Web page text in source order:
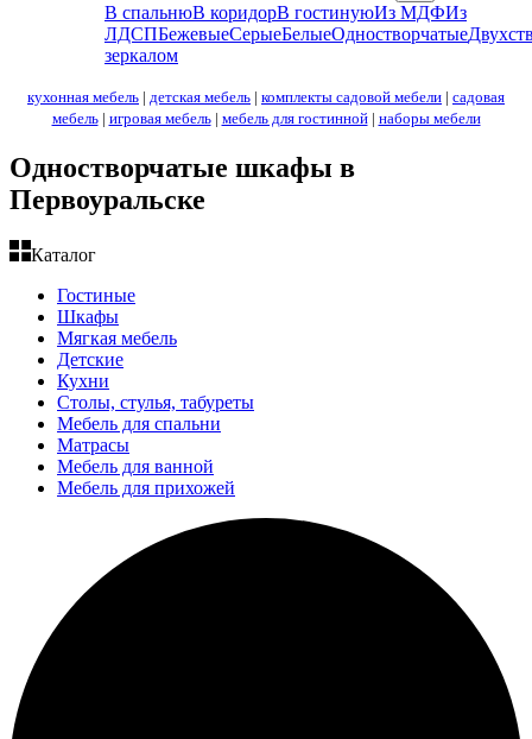
В спальнюВ коридорВ гостинуюИз МДФИз
ЛДСПБежевыеСерыеБелыеОдностворчатые
зеркалом
кухонная мебель | детская мебель | комплекты садовой мебели | садовая
мебель| игровая мебель| мебель для гостинной| наборы мебели
Одностворчатые шкафы в
Первоуральске
Каталог
Гостиные
Шкафы
Мягкая мебель
Детские
Кухни
Столы, стулья, табуреты
Мебель для спальни
Матрасы
Мебель для ванной
Мебель для прихожей